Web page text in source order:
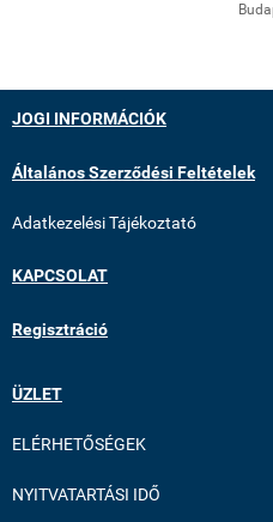
JOGI INFORMÁCIÓK
Általános Szerződési Feltételek
Adatkezelési Tájékoztató
KAPCSOLAT
Regisztráció
ÜZLET
ELÉRHETŐSÉGEK
NYITVATARTÁSI IDŐ